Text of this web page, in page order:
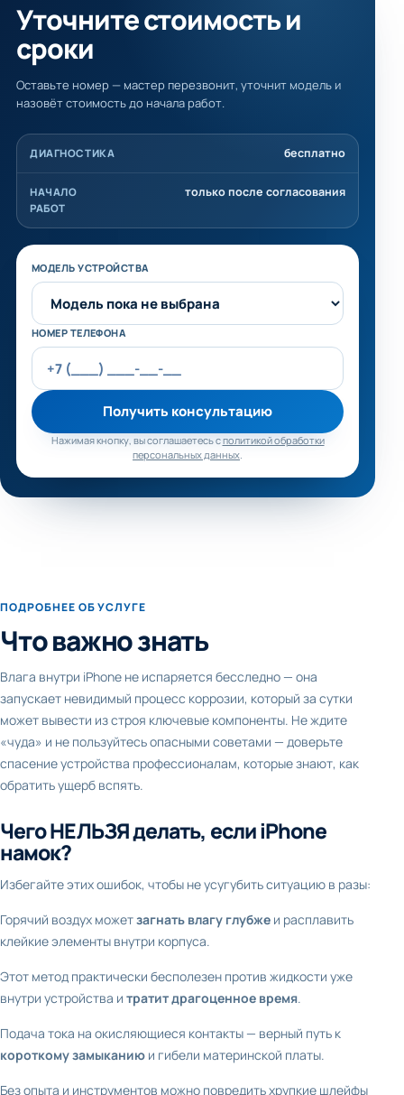
Уточните стоимость и
сроки
Оставьте номер — мастер перезвонит, уточнит модель и
назовёт стоимость до начала работ.
ДИАГНОСТИКА бесплатно
НАЧАЛО
РАБОТ
только после согласования
Не заполняйте это поле
МОДЕЛЬ УСТРОЙСТВА
НОМЕР ТЕЛЕФОНА
Получить консультацию
Нажимая кнопку, вы соглашаетесь сполитикой обработки
персональных данных.
ПОДРОБНЕЕ ОБ УСЛУГЕ
Что важно знать
Влага внутри iPhone не испаряется бесследно — она
запускает невидимый процесс коррозии, который за сутки
может вывести из строя ключевые компоненты. Не ждите
«чуда» и не пользуйтесь опасными советами — доверьте
спасение устройства профессионалам, которые знают, как
обратить ущерб вспять.
Чего НЕЛЬЗЯ делать, если iPhone
намок?
Избегайте этих ошибок, чтобы не усугубить ситуацию в разы:
Горячий воздух можетзагнать влагу глубже и расплавить
клейкие элементы внутри корпуса.
Этот метод практически бесполезен против жидкости уже
внутри устройства и тратит драгоценное время.
Подача тока на окисляющиеся контакты — верный путь к
короткому замыканию и гибели материнской платы.
Без опыта и инструментов можно повредить хрупкие шлейфы